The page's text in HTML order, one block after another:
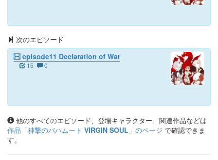
次のエピソード
episode11 Declaration of War
15 0
他のすべてのエピソード、登場キャラクター、関連作品などは
作品「神撃のバハムート VIRGIN SOUL 」のページ で確認できま
す。